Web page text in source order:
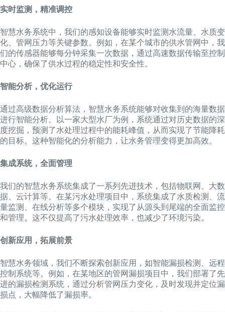
实时监测，精准调控
智慧水务系统中，我们的感知设备能够实时监测水流量、水质变
化、管网压力等关键参数。例如，在某个城市的供水管网中，我
们的传感器能够每分钟采集一次数据，通过高速数据传输至控制
中心，确保了供水过程的稳定性和安全性。
智能分析，优化运行
通过高级数据分析算法，智慧水务系统能够对收集到的海量数据
进行智能分析。以一家大型水厂为例，系统通过对历史数据的深
度挖掘，预测了水处理过程中的能耗峰值，从而实现了节能降耗
的目标。这种智能化的分析能力，让水务管理变得更加高效。
集成系统，全面管理
我们的智慧水务系统集成了一系列先进技术，包括物联网、大数
据、云计算等。在某污水处理项目中，系统集成了水质检测、流
量监测、在线分析等多个模块，实现了从源头到尾端的全面监控
和管理。这不仅提高了污水处理效率，也减少了环境污染。
创新应用，拓展前景
智慧水务领域，我们不断探索创新应用，如智能漏损检测、远程
控制系统等。例如，在某地区的管网漏损项目中，我们部署了先
进的漏损检测系统，通过分析管网压力变化，及时发现并定位漏
损点，大幅降低了漏损率。